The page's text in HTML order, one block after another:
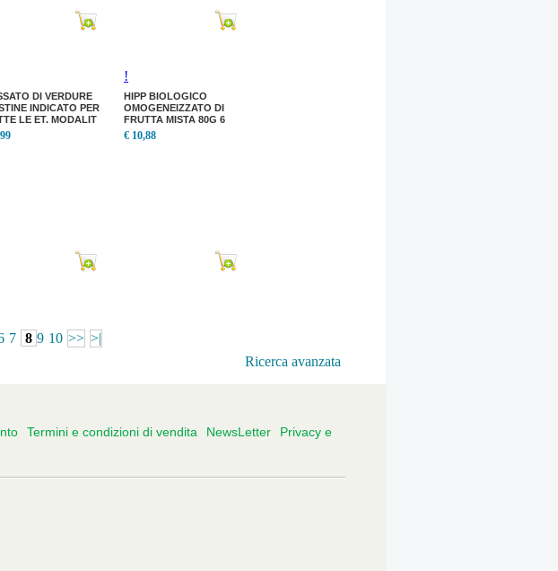
DI VERDURE
INDICATO PER
LE ET. MODALIT
DI FACILE E
PREPARAZIONE:
!
HIPP BIOLOGICO
OMOGENEIZZATO DI
FRUTTA MISTA 80G 6
PEZZI HIPP BIOLOGICO
OMOGENEIZZATO DI
€ 10,88
7 8 9 10 >> >|
Ricerca avanzata
Termini e condizioni di vendita NewsLetter
Privacy e